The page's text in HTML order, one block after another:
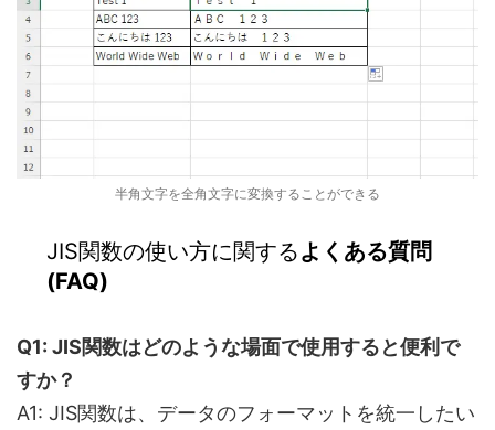
半角文字を全角文字に変換することができる
JIS関数の使い方に関するよくある質問
(FAQ)
Q1: JIS関数はどのような場面で使用すると便利で
すか？
A1: JIS関数は、データのフォーマットを統一したい